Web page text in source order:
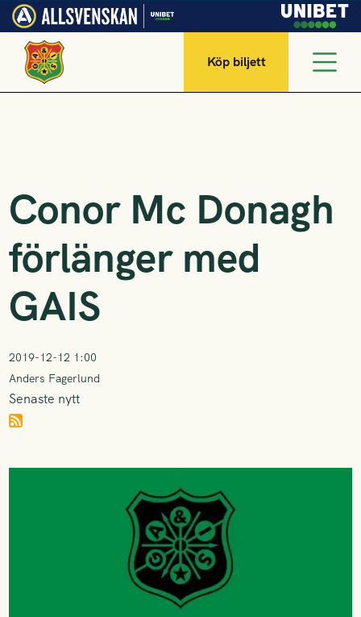
Köp biljett
Conor Mc Donagh
förlänger med
GAIS
2019-12-12 1:00
Anders Fagerlund
Senaste nytt